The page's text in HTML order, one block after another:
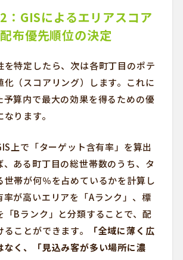
：GISによるエリアスコア
布優先順位の決定
を特定したら、次は各町丁目のポテ
化（スコアリング）します。これに
予算内で最大の効果を得るための優
ります。
上で「ターゲット含有率」を算出
、ある町丁目の総世帯数のうち、タ
世帯が何％を占めているかを計算し
率が高いエリアを「Aランク」、標
「Bランク」と分類することで、配
ことができます。
「全域に薄く広
なく、「見込み客が多い場所に濃